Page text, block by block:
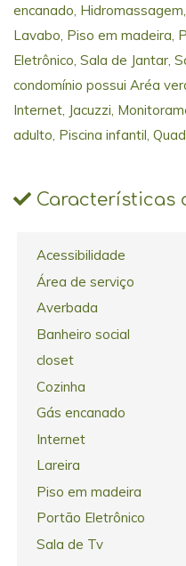
encanado,
Lavabo, Piso em madeira,
Eletrônico, Sala de Jantar,
condomínio possui Aréa
Internet, Jacuzzi,
adulto, Piscina infantil,
Características
Acessibilidade
Área de serviço
Averbada
Banheiro social
closet
Cozinha
Gás encanado
Internet
Lareira
Piso em madeira
Portão Eletrônico
Sala de Tv